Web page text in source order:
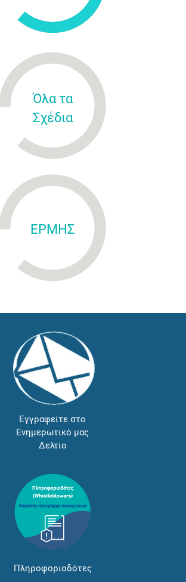
Όλα τα
Σχέδια
ΕΡΜΗΣ
Εγγραφείτε στο
Ενημερωτικό μας
Δελτίο
Πληροφοριοδότες